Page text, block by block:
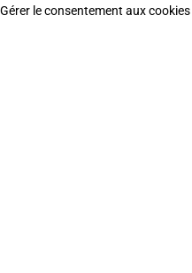
Gérer le consentement aux cookies